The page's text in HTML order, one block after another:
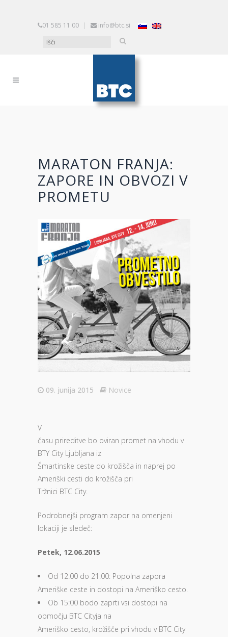
01 585 11 00 | info@btc.si
MARATON FRANJA:
ZAPORE IN OBVOZI V
PROMETU
09. junija 2015 Novice
V
času prireditve bo oviran promet na vhodu v
BTY City Ljubljana iz
Šmartinske ceste do krožišča in naprej po
Ameriški cesti do krožišča pri
Tržnici BTC City.
Podrobnejši program zapor na omenjeni
lokaciji je sledeč:
Petek, 12.06.2015
Od 12.00 do 21:00: Popolna zapora
Ameriške ceste in dostopi na Ameriško cesto.
Ob 15:00 bodo zaprti vsi dostopi na
območju BTC Cityja na
Ameriško cesto, krožišče pri vhodu v BTC City